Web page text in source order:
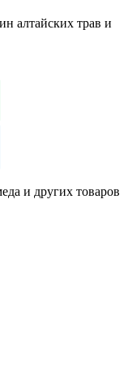
алтайских трав и
и других товаров